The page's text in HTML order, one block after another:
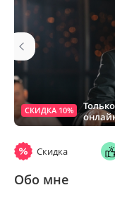
СКИДКА 10%
Скидка
Обо мне